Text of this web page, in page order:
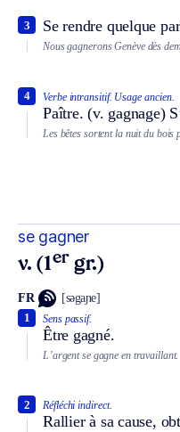
Se rendre quelque
3
Nous gagnerons Genève dès
Verbe intransitif. Usage ancien.
Paître.(v. gagnage)
4
Les bêtes sortent la nuit du bois
se gagner
v. (1er gr.)
FR [səgaɲe]
Sens passif.
Être gagné.
1
L’argent se gagne en travaillant.
Réfléchi indirect.
Rallier à sa cause,
2